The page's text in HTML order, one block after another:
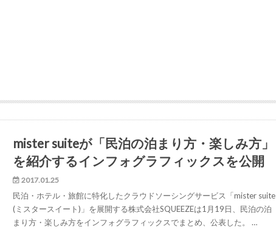
mister suiteが「民泊の泊まり方・楽しみ方」
を紹介するインフォグラフィックスを公開
2017.01.25
民泊・ホテル・旅館に特化したクラウドソーシングサービス「mister suite
(ミスタースイート)」を展開する株式会社SQUEEZEは1月19日、民泊の泊
まり方・楽しみ方をインフォグラフィックスでまとめ、公表した。 …